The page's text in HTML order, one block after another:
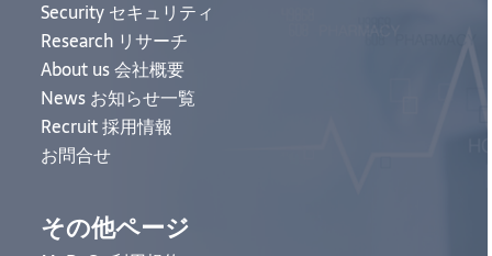
Security セキュリティ
Research リサーチ
About us 会社概要
News お知らせ一覧
Recruit 採用情報
お問合せ
その他ページ